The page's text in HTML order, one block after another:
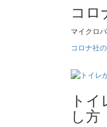
コロ
マイクロ
コロナ社
ト
し方